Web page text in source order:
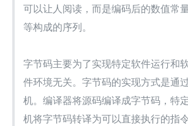
可以让人阅读，而是编码后的数值常
等构成的序列。
字节码主要为了实现特定软件运行和
件环境无关。字节码的实现方式是通
机。编译器将源码编译成字节码，特
机将字节码转译为可以直接执行的指